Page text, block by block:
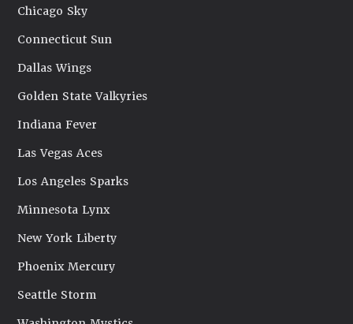
Chicago Sky
Connecticut Sun
Dallas Wings
Golden State Valkyries
Indiana Fever
Las Vegas Aces
Los Angeles Sparks
Minnesota Lynx
New York Liberty
Phoenix Mercury
Seattle Storm